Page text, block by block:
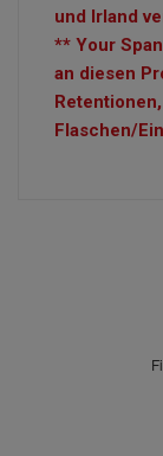
und Irland
** Your
an diesen
Flaschen/
finden Sie einige der Rezensionen